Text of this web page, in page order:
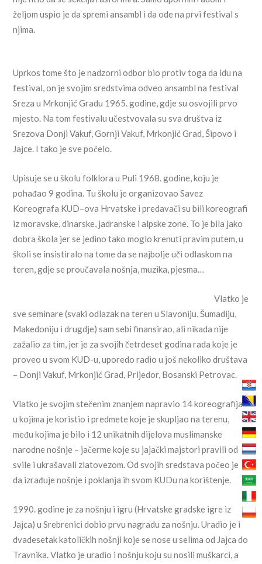
željom uspio je da spremi ansambl i da ode na prvi festival s
njima.
Uprkos tome što je nadzorni odbor bio protiv toga da idu na
festival, on je svojim sredstvima odveo ansambl na festival
Sreza u Mrkonjić Gradu 1965. godine, gdje su osvojili prvo
mjesto. Na tom festivalu učestvovala su sva društva iz
Srezova Donji Vakuf, Gornji Vakuf, Mrkonjić Grad, Šipovo i
Jajce. I tako je sve počelo.
Upisuje se u školu folklora u Puli 1968. godine, koju je
pohađao 9 godina. Tu školu je organizovao Savez
Koreografa KUD–ova Hrvatske i predavači su bili koreografi
iz moravske, dinarske, jadranske i alpske zone. To je bila jako
dobra škola jer se jedino tako moglo krenuti pravim putem, u
školi se insistiralo na tome da se najbolje uči odlaskom na
teren, gdje se proučavala nošnja, muzika, pjesma…
Vlatko je
sve seminare (svaki odlazak na teren u Slavoniju, Šumadiju,
Makedoniju i drugdje) sam sebi finansirao, ali nikada nije
zažalio za tim, jer je za svojih četrdeset godina rada koje je
proveo u svom KUD-u, uporedo radio u još nekoliko društava
– Donji Vakuf, Mrkonjić Grad, Prijedor, Bosanski Petrovac.
Vlatko je svojim stečenim znanjem napravio 14 koreografija
u kojima je koristio i predmete koje je skupljao na terenu,
među kojima je bilo i 12 unikatnih dijelova muslimanske
narodne nošnje – jačerme koje su jajački majstori pravili od
svile i ukrašavali zlatovezom. Od svojih sredstava počeo je
da izrađuje nošnje i poklanja ih svom KUDu na korištenje.
1990. godine je za nošnju i igru (Hrvatske gradske igre iz
Jajca) u Srebrenici dobio prvu nagradu za nošnju. Uradio je i
dvadesetak katoličkih nošnji koje se nose u selima od Jajca do
Travnika. Vlatko je uradio i nošnju koju su nosili muškarci, a